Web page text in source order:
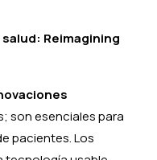
Reimagining
son esenciales para
pacientes. Los